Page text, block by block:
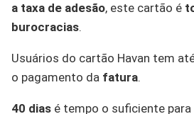
a taxa de adesão, este cartão é
burocracias.
Usuários do cartão Havan tem
o pagamento da fatura.
40 dias é tempo o suficiente